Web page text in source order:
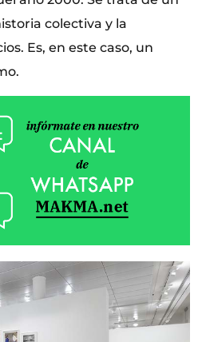
colectiva y la
Es, en este caso, un